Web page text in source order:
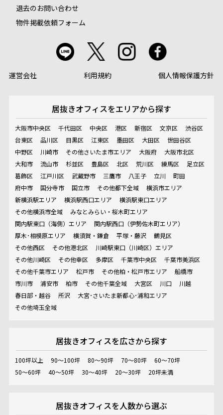
退去のお問い合わせ
物件掲載依頼フォーム
運営会社 利用規約 個人情報保護方針
居抜きオフィスをエリアから探す
大阪市中央区 千代田区 中央区 港区 新宿区 文京区
渋谷区
台東区
品川区 目黒区 江東区 墨田区 大田区
世田谷区
中野区
川崎市 その他さいたま市エリア 大阪府
大阪市北区
大和市
流山市 杉並区 豊島区 北区 荒川区 練馬区
足立区
葛飾区
江戸川区 武蔵野市 三鷹市 八王子 立川
町田
府中市
国分寺市 国立市 その他都下全域
横浜市エリア
新横浜駅エリア
横浜駅西口エリア
横浜駅東口エリア
その他横浜市全域
みなとみらい・桜木町エリア
関内駅東口（海側）エリア
関内駅西口（伊勢佐木町エリア）
厚木･相模原エリア
横須賀・鎌倉 平塚・藤沢
鶴見区
その他西区
その他港北区
川崎駅東口（川崎区）エリア
その他川崎区
その他幸区 多摩区 千葉市中央区
千葉市美浜区
その他千葉市エリア
松戸市 その他柏・松戸市エリア
船橋市
市川市
浦安市 柏市 その他千葉全域 大宮区 川口
川越
春日部・越谷
所沢
大宮･さいたま新都心･浦和エリア
その他埼玉全域
居抜きオフィスを広さから探す
100坪以上 90～100坪 80～90坪 70～80坪
60～70坪
50～60坪
40～50坪 30～40坪 20～30坪 20坪未満
居抜きオフィスを人数から選ぶ